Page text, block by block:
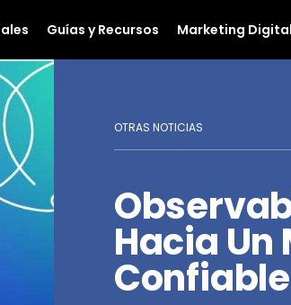
Guías y Recursos Marketing Digital
OTRAS NOTICIAS
Hacia Un
Confiable